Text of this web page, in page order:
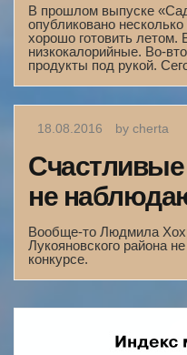
В прошлом выпуске
опубликовано
хорошо готовить летом.
низкокалорийные. Во-
продукты под рукой.
18.08.2016 by cherta
Счастливые
не
Вообще-то Людмила
Лукояновского района
конкурсе.